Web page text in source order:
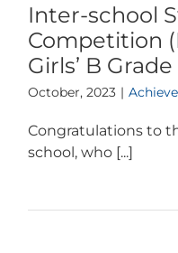
Inter-school
Competition
Girls’ B
October, 2023 |
Congratulations to
school, who [...]